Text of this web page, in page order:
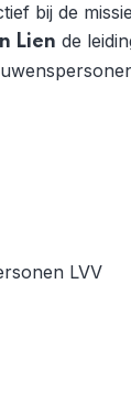
bij de missie
Lien de
LVV